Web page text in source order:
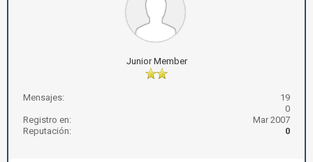
Junior Member
Mensajes:
19
0
Registro en:
Mar 2007
Reputación:
0